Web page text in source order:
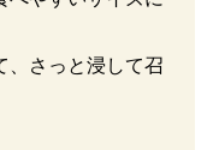
、さっと浸して召